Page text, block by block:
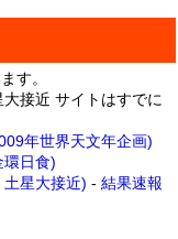
す。
接近 サイトはすでに
年世界天文年企画)
日食)
星大接近) - 結果速報